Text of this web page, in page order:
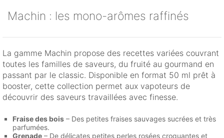
Machin : les mono-arômes raffinés
La gamme Machin propose des recettes variées couvrant
toutes les familles de saveurs, du fruité au gourmand en
passant par le classic. Disponible en format 50 ml prêt à
booster, cette collection permet aux vapoteurs de
découvrir des saveurs travaillées avec finesse.
Fraise des bois – Des petites fraises sauvages sucrées et très
parfumées.
Grenade – De délicates petites perles rosées croquantes et